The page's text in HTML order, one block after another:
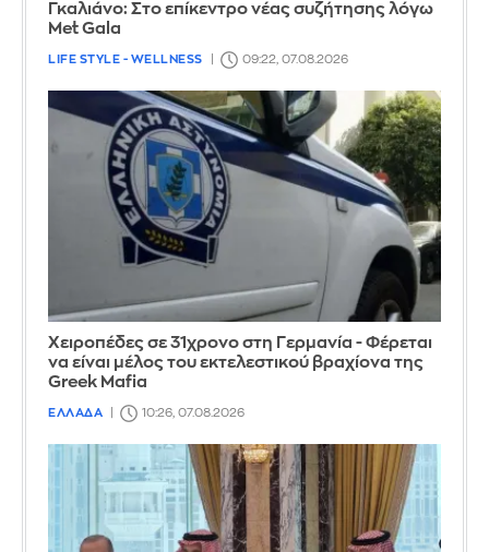
Γκαλιάνο: Στο επίκεντρο νέας συζήτησης λόγω
Met Gala
LIFE STYLE - WELLNESS 09:22, 07.08.2026
Χειροπέδες σε 31χρονο στη Γερμανία - Φέρεται
να είναι μέλος του εκτελεστικού βραχίονα της
Greek Mafia
ΕΛΛΑΔΑ 10:26, 07.08.2026